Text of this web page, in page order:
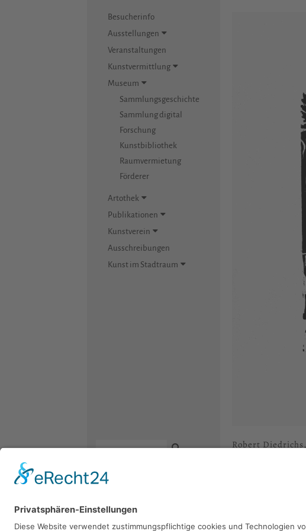
Besucherinfo
Ausstellungen
Veranstaltungen
Kunstvermittlung
Museum
Sammlungsgeschichte
Sammlung digital
Forschung
Kunstbibliothek
Raumvermietung
Förderer
Artothek
Publikationen
Kunstverein
Ausschreibungen
Kunst im Stadtraum
Kontakt
Newsletter
Impressum
Robert Diedrichs,